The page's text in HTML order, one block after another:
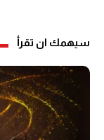
سيهمك ان تقرأ